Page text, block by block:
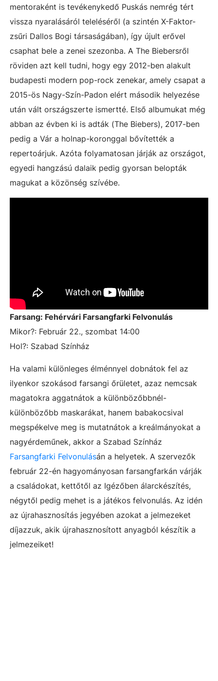
mentoraként is tevékenykedő Puskás nemrég tért
vissza nyaralásáról teleléséről (a szintén X-Faktor-
zsűri Dallos Bogi társaságában), így újult erővel
csaphat bele a zenei szezonba. A The Biebersről
röviden azt kell tudni, hogy egy 2012-ben alakult
budapesti modern pop-rock zenekar, amely csapat a
2015-ös Nagy-Szín-Padon elért második helyezése
után vált országszerte ismertté. Első albumukat még
abban az évben ki is adták (The Biebers), 2017-ben
pedig a Vár a holnap-koronggal bővítették a
repertoárjuk. Azóta folyamatosan járják az országot,
egyedi hangzású dalaik pedig gyorsan belopták
magukat a közönség szívébe.
Farsang: Fehérvári Farsangfarki Felvonulás
Mikor?: Február 22., szombat 14:00
Hol?: Szabad Színház
Ha valami különleges élménnyel dobnátok fel az
ilyenkor szokásod farsangi őrületet, azaz nemcsak
magatokra aggatnátok a különbözőbbnél-
különbözőbb maskarákat, hanem babakocsival
megspékelve meg is mutatnátok a kreálmányokat a
nagyérdeműnek, akkor a Szabad Színház
Farsangfarki Felvonulásán a helyetek. A szervezők
február 22-én hagyományosan farsangfarkán várják
a családokat, kettőtől az Igézőben álarckészítés,
négytől pedig mehet is a játékos felvonulás. Az idén
az újrahasznosítás jegyében azokat a jelmezeket
díjazzuk, akik újrahasznosított anyagból készítik a
jelmezeiket!